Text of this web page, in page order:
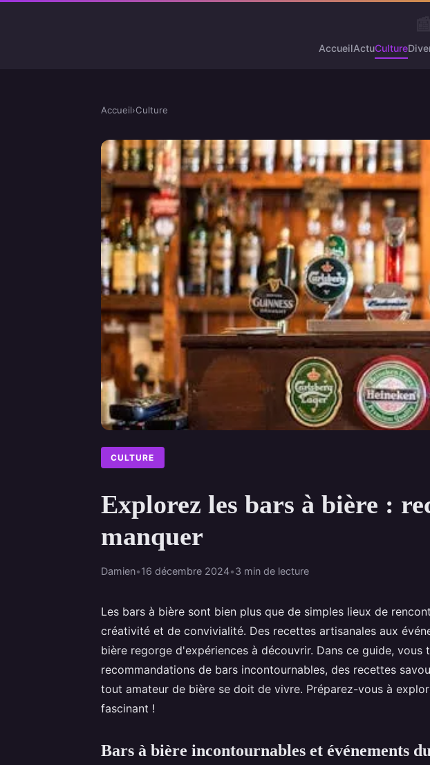
AccueilActuCulture
Accueil›Culture
CULTURE
Explorez les bars à bière :
manquer
Damien•16 décembre 2024•3 min de lecture
Les bars à bière sont bien plus que de simples lieux de
créativité et de convivialité. Des recettes artisanales aux
bière regorge d'expériences à découvrir. Dans ce guide, vous
recommandations de bars incontournables, des recettes
tout amateur de bière se doit de vivre. Préparez-vous à
fascinant !
Bars à bière incontournables et événements